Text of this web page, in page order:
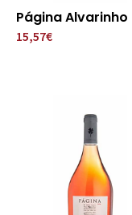
Página Alvarinho
15,57€